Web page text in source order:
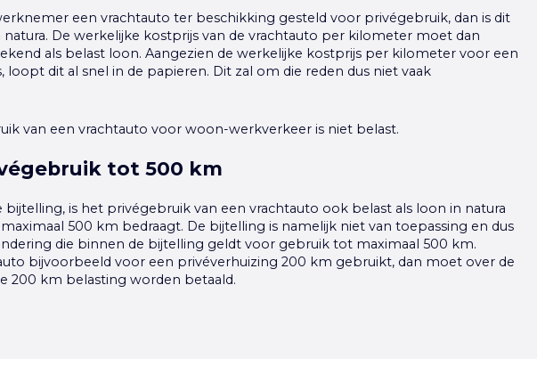
een vrachtauto ter beschikking gesteld voor privégebruik, dan is dit
natura. De werkelijke kostprijs van de vrachtauto per kilometer moet dan
als belast loon. Aangezien de werkelijke kostprijs per kilometer voor een
loopt dit al snel in de papieren. Dit zal om die reden dus niet vaak
van een vrachtauto voor woon-werkverkeer is niet belast.
tot 500 km
bijtelling, is het privégebruik van een vrachtauto ook belast als loon in natura
maximaal 500 km bedraagt. De bijtelling is namelijk niet van toepassing en dus
die binnen de bijtelling geldt voor gebruik tot maximaal 500 km.
bijvoorbeeld voor een privéverhuizing 200 km gebruikt, dan moet over de
200 km belasting worden betaald.